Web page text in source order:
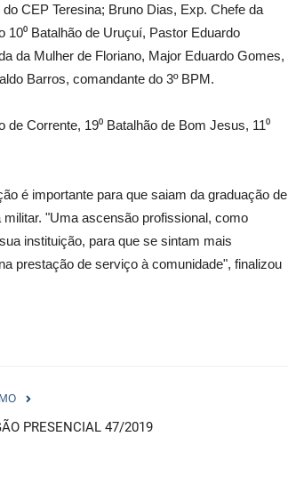
CEP Teresina; Bruno Dias, Exp. Chefe da
10⁰ Batalhão de Uruçuí, Pastor Eduardo
da Mulher de Floriano, Major Eduardo Gomes,
Barros, comandante do 3º BPM.
Corrente, 19⁰ Batalhão de Bom Jesus, 11⁰
é importante para que saiam da graduação de
"Uma ascensão profissional, como
instituição, para que se sintam mais
prestação de serviço à comunidade", finalizou
PRESENCIAL 47/2019